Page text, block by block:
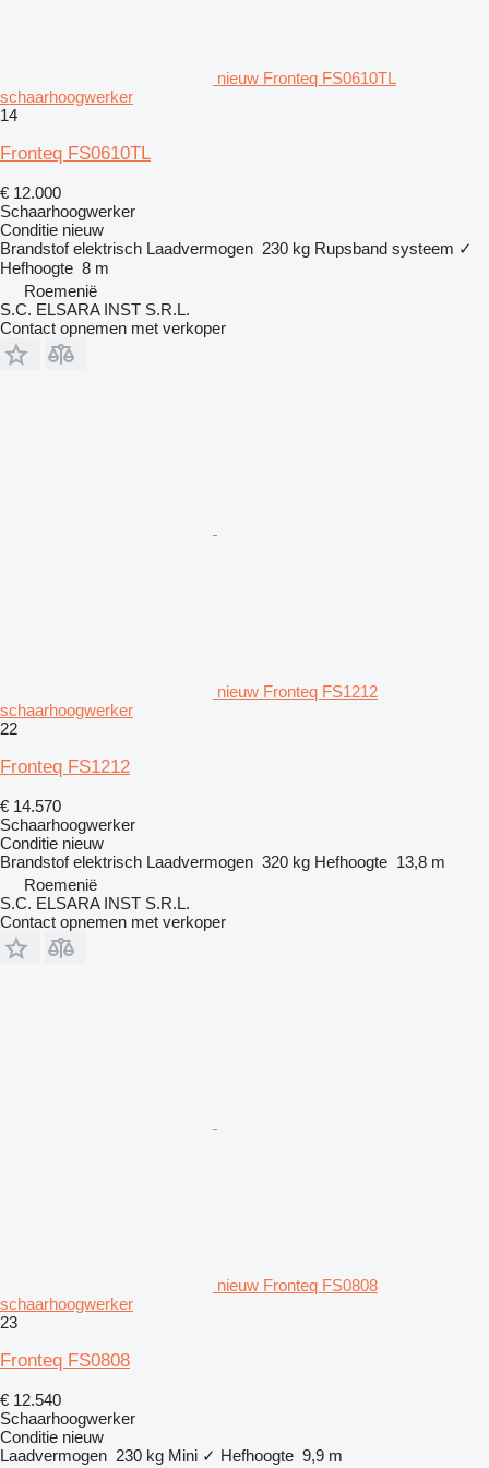
nieuw Fronteq FS0610TL
schaarhoogwerker
14
Fronteq FS0610TL
€ 12.000
Schaarhoogwerker
Conditie nieuw
Brandstof elektrisch Laadvermogen 230 kg Rupsband systeem ✓
Hefhoogte 8 m
Roemenië
S.C. ELSARA INST S.R.L.
Contact opnemen met verkoper
nieuw Fronteq FS1212
schaarhoogwerker
22
Fronteq FS1212
€ 14.570
Schaarhoogwerker
Conditie nieuw
Brandstof elektrisch Laadvermogen 320 kg Hefhoogte 13,8 m
Roemenië
S.C. ELSARA INST S.R.L.
Contact opnemen met verkoper
nieuw Fronteq FS0808
schaarhoogwerker
23
Fronteq FS0808
€ 12.540
Schaarhoogwerker
Conditie nieuw
Laadvermogen 230 kg Mini ✓ Hefhoogte 9,9 m